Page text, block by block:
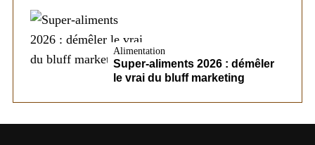
Alimentation
Super-aliments 2026 : démêler
le vrai du bluff marketing